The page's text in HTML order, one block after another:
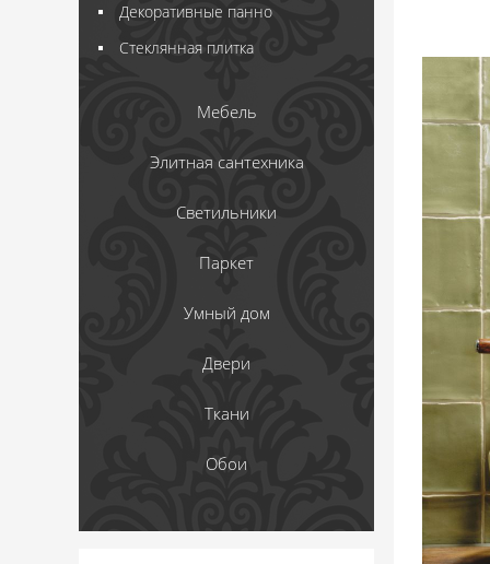
Декоративные панно
Стеклянная плитка
Мебель
Элитная сантехника
Светильники
Паркет
Умный дом
Двери
Ткани
Обои